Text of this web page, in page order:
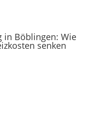
in Böblingen: Wie
senken